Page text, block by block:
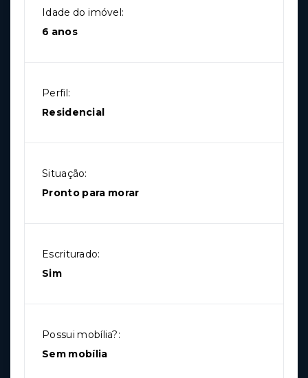
Idade do imóvel:
6 anos
Perfil:
Residencial
Situação:
Pronto para morar
Escriturado:
Sim
Possui mobília?:
Sem mobília